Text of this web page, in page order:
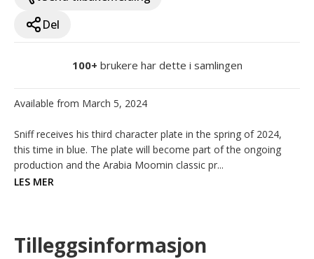
Del
100+ brukere har dette i samlingen
Available from March 5, 2024
Sniff receives his third character plate in the spring of 2024,
this time in blue. The plate will become part of the ongoing
production and the Arabia Moomin classic pr...
LES MER
Tilleggsinformasjon